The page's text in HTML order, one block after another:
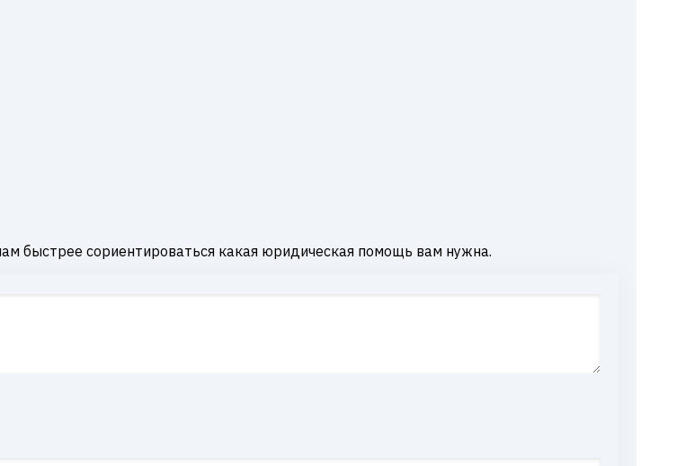
быстрее сориентироваться какая юридическая помощь вам нужна.